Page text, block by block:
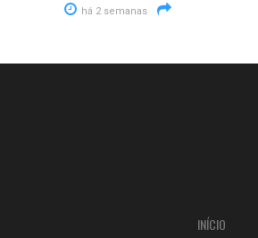
há 2 semanas
INÍCIO